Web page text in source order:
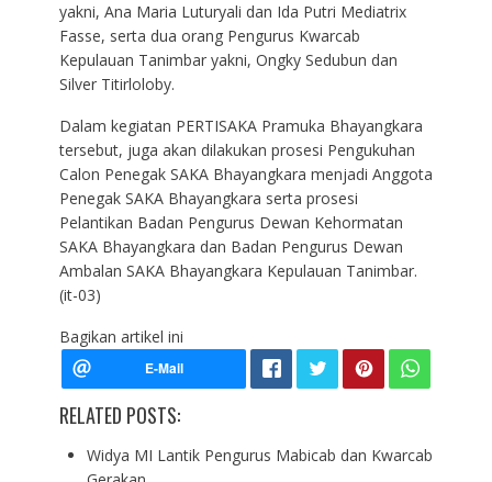
yakni, Ana Maria Luturyali dan Ida Putri Mediatrix
Fasse, serta dua orang Pengurus Kwarcab
Kepulauan Tanimbar yakni, Ongky Sedubun dan
Silver Titirloloby.
Dalam kegiatan PERTISAKA Pramuka Bhayangkara
tersebut, juga akan dilakukan prosesi Pengukuhan
Calon Penegak SAKA Bhayangkara menjadi Anggota
Penegak SAKA Bhayangkara serta prosesi
Pelantikan Badan Pengurus Dewan Kehormatan
SAKA Bhayangkara dan Badan Pengurus Dewan
Ambalan SAKA Bhayangkara Kepulauan Tanimbar.
(it-03)
Bagikan artikel ini
RELATED POSTS:
Widya MI Lantik Pengurus Mabicab dan Kwarcab